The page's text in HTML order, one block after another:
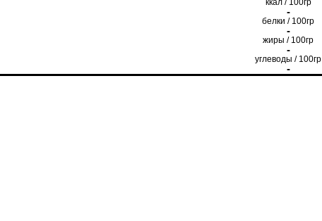
-
белки / 100гр
-
жиры / 100гр
-
углеводы / 100гр
-